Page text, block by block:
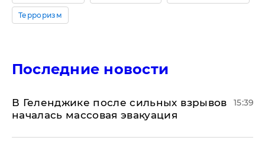
Терроризм
Последние новости
В Геленджике после сильных взрывов
началась массовая эвакуация
15:39